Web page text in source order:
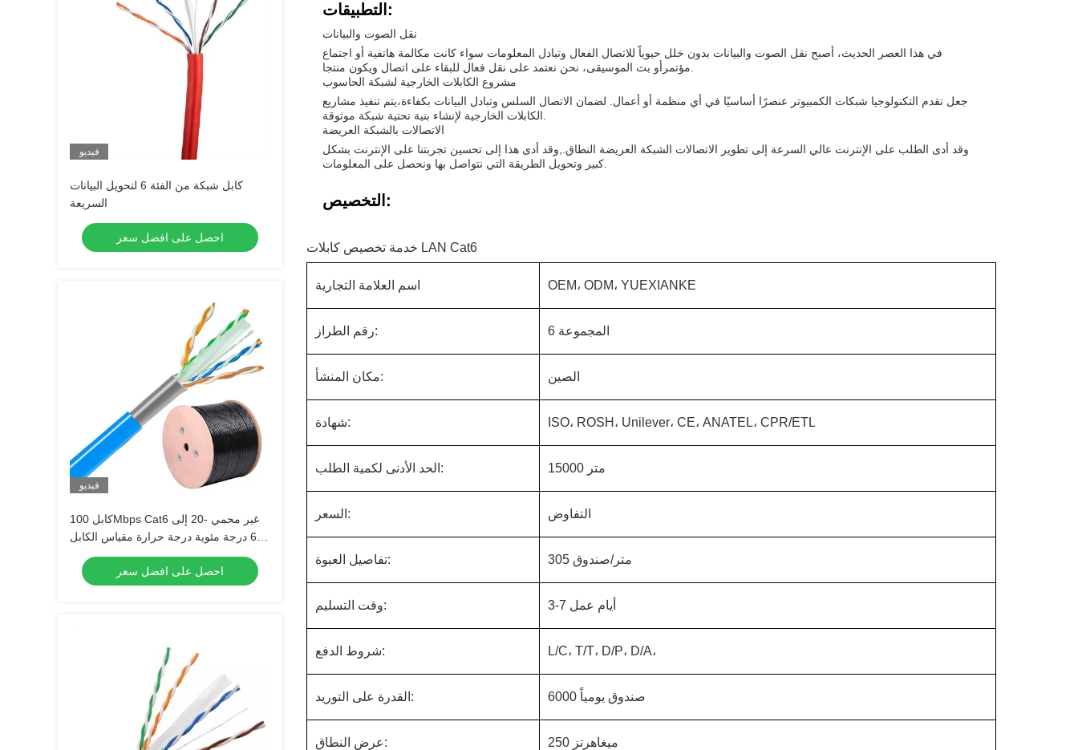
فيديو
كابل شبكة من الفئة 6 لتحويل البيانات
السريعة
احصل على افضل سعر
فيديو
كابل 100Mbps Cat6 غير محمي -20 إلى
60 درجة مئوية درجة حرارة مقياس الكابل
23 AWG
احصل على افضل سعر
التطبيقات:
نقل الصوت والبيانات
في هذا العصر الحديث، أصبح نقل الصوت والبيانات بدون خلل حيوياً للاتصال الفعال وتبادل المعلومات سواء كانت مكالمة هاتفية أو اجتماع
مشروع الكابلات الخارجية لشبكة الحاسوب
جعل تقدم التكنولوجيا شبكات الكمبيوتر عنصرًا أساسيًا في أي منظمة أو أعمال. لضمان الاتصال السلس وتبادل البيانات بكفاءة،يتم تنفيذ مشاريع
الاتصالات بالشبكة العريضة
وقد أدى الطلب على الإنترنت عالي السرعة إلى تطوير الاتصالات الشبكة العريضة النطاق.,وقد أدى هذا إلى تحسين تجربتنا على الإنترنت بشكل
التخصيص:
خدمة تخصيص كابلات LAN Cat6
اسم العلامة التجارية OEM، ODM، YUEXIANKE
رقم الطراز: المجموعة 6
مكان المنشأ: الصين
شهادة: ISO، ROSH، Unilever، CE، ANATEL، CPR/ETL
الحد الأدنى لكمية الطلب: 15000 متر
السعر: التفاوض
تفاصيل العبوة: 305 متر/صندوق
وقت التسليم: 3-7 أيام عمل
شروط الدفع: L/C، T/T، D/P، D/A،
القدرة على التوريد: 6000 صندوق يومياً
عرض النطاق: 250 ميغاهرتز